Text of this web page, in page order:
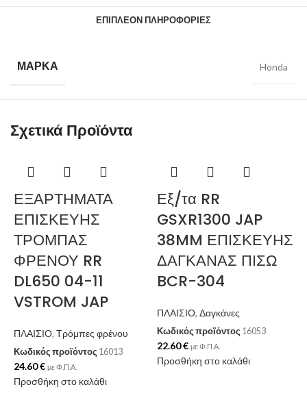
ΕΠΙΠΛΈΟΝ ΠΛΗΡΟΦΟΡΊΕΣ
ΜΆΡΚΑ Honda
Σχετικά Προϊόντα
ΕΞΑΡΤΗΜΑΤΑ
ΕΠΙΣΚΕΥΗΣ
ΤΡΟΜΠΑΣ
ΦΡΕΝΟΥ RR
DL650 04-11
VSTROM JAP
ΠΛΑΙΣΙΟ, Τρόμπες φρένου
Κωδικός προϊόντος 16013
24.60€ με Φ.Π.Α.
Προσθήκη στο καλάθι
Εξ/τα RR
GSXR1300 JAP
38MM ΕΠΙΣΚΕΥΗΣ
ΔΑΓΚΑΝΑΣ ΠΙΣΩ
BCR-304
ΠΛΑΙΣΙΟ, Δαγκάνες
Κωδικός προϊόντος 16053
22.60€ με Φ.Π.Α.
Προσθήκη στο καλάθι